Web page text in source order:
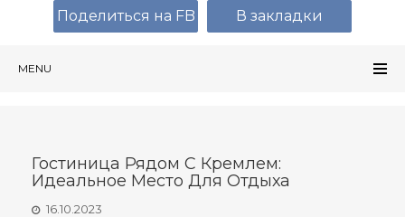
MENU
Гостиница Рядом С Кремлем:
Идеальное Место Для Отдыха
16.10.2023
Поделиться на FB В закладки